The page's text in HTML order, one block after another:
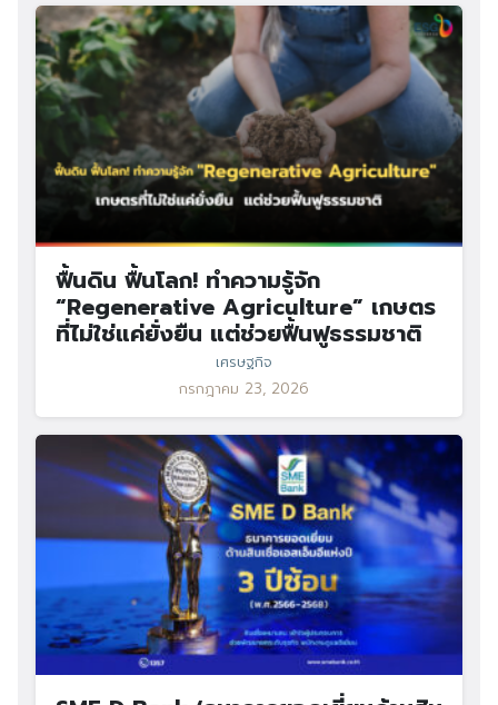
ฟื้นดิน ฟื้นโลก! ทำความรู้จัก
“Regenerative Agriculture” เกษตร
ที่ไม่ใช่แค่ยั่งยืน แต่ช่วยฟื้นฟูธรรมชาติ
เศรษฐกิจ
กรกฎาคม 23, 2026